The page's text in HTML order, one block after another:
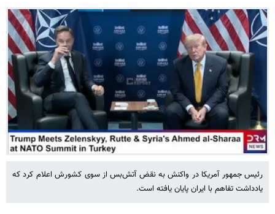
رئیس جمهور آمریکا در واکنش به نقض آتش‌بس از سوی کشورش اعلام کرد که
یادداشت تفاهم با ایران پایان یافته است.